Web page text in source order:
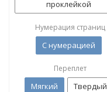
проклейкой
Нумерация страниц
С нумерацией
Переплет
Мягкий Твердый